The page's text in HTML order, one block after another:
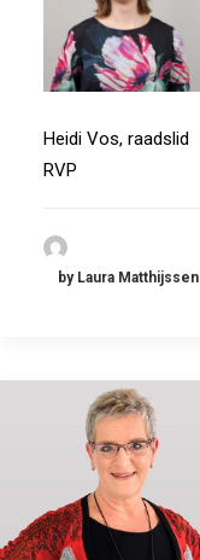
Heidi Vos, raadslid
RVP
by Laura Matthijssen